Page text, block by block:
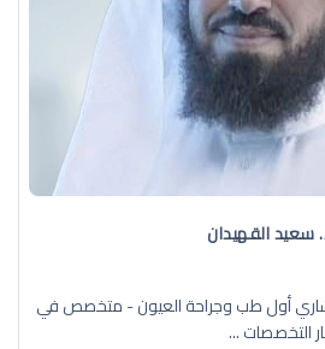
سعيد القهيدان
أول طب وجراحة العيون - متخصص في
التخصصات ...